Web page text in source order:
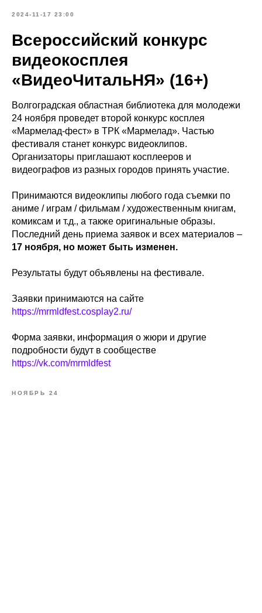
2024-11-17 23:00
Всероссийский конкурс
видеокосплея
«ВидеоЧитальНЯ» (16+)
Волгоградская областная библиотека для молодежи
24 ноября проведет второй конкурс косплея
«Мармелад-фест» в ТРК «Мармелад». Частью
фестиваля станет конкурс видеоклипов.
Организаторы приглашают косплееров и
видеографов из разных городов принять участие.
Принимаются видеоклипы любого года съемки по
аниме / играм / фильмам / художественным книгам,
комиксам и т.д., а также оригинальные образы.
Последний день приема заявок и всех материалов –
17 ноября, но может быть изменен.
Результаты будут объявлены на фестивале.
Заявки принимаются на сайте
https://mrmldfest.cosplay2.ru/
Форма заявки, информация о жюри и другие
подробности будут в сообществе
https://vk.com/mrmldfest
НОЯБРЬ 24